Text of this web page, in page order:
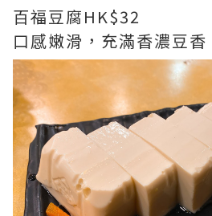
百福豆腐HK$32
口感嫩滑，充滿香濃豆香